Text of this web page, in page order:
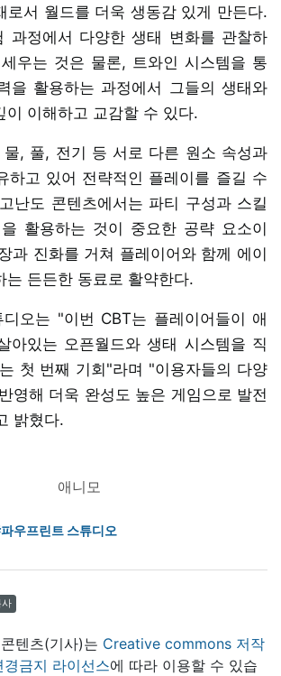
로서 월드를 더욱 생동감 있게 만든다.
과정에서 다양한 생태 변화를 관찰하
우는 것은 물론, 트와인 시스템을 통
을 활용하는 과정에서 그들의 생태와
이 이해하고 교감할 수 있다.
, 풀, 전기 등 서로 다른 원소 속성과
하고 있어 전략적인 플레이를 즐길 수
난도 콘텐츠에서는 파티 구성과 스킬
활용하는 것이 중요한 공략 요소이
과 진화를 거쳐 플레이어와 함께 에이
는 든든한 동료로 활약한다.
디오는 "이번 CBT는 플레이어들이 애
아있는 오픈월드와 생태 시스템을 직
첫 번째 기회"라며 "이용자들의 다양
영해 더욱 완성도 높은 게임으로 발전
밝혔다.
애니모
우프린트 스튜디오
사
텐츠(기사)는 Creative commons 저작
금지 라이선스에 따라 이용할 수 있습